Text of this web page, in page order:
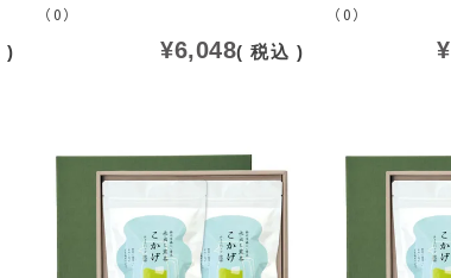
（0）
¥6,048 税込
（0）
¥